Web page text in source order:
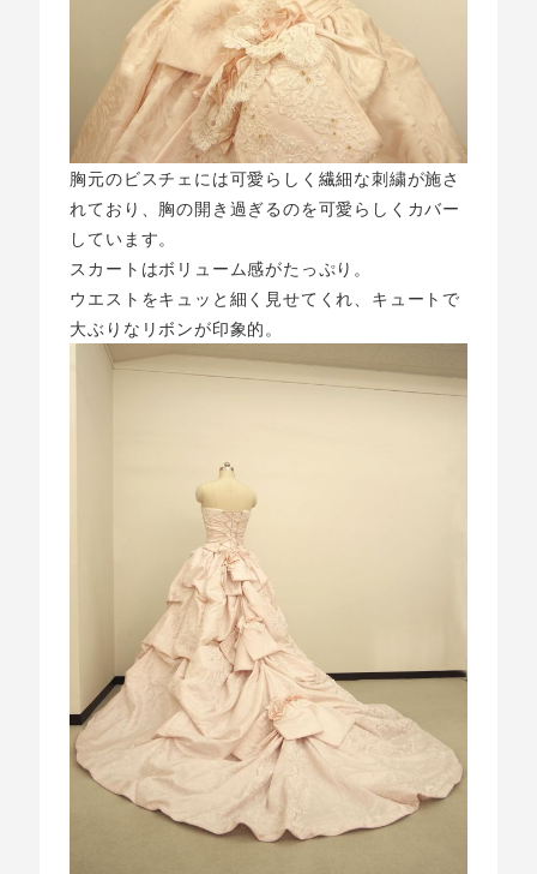
胸元のビスチェには可愛らしく繊細な刺繍が施さ
れており、胸の開き過ぎるのを可愛らしくカバー
しています。
スカートはボリューム感がたっぷり。
ウエストをキュッと細く見せてくれ、キュートで
大ぶりなリボンが印象的。